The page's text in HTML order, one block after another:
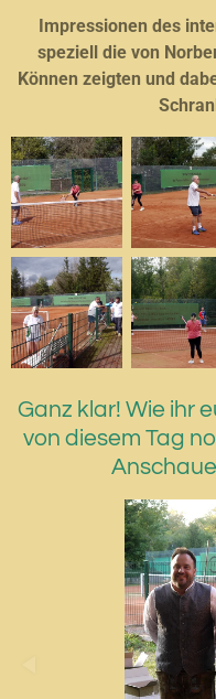
Impressionen des
speziell die von
Können zeigten und
Ganz klar! Wie ihr
von diesem Tag